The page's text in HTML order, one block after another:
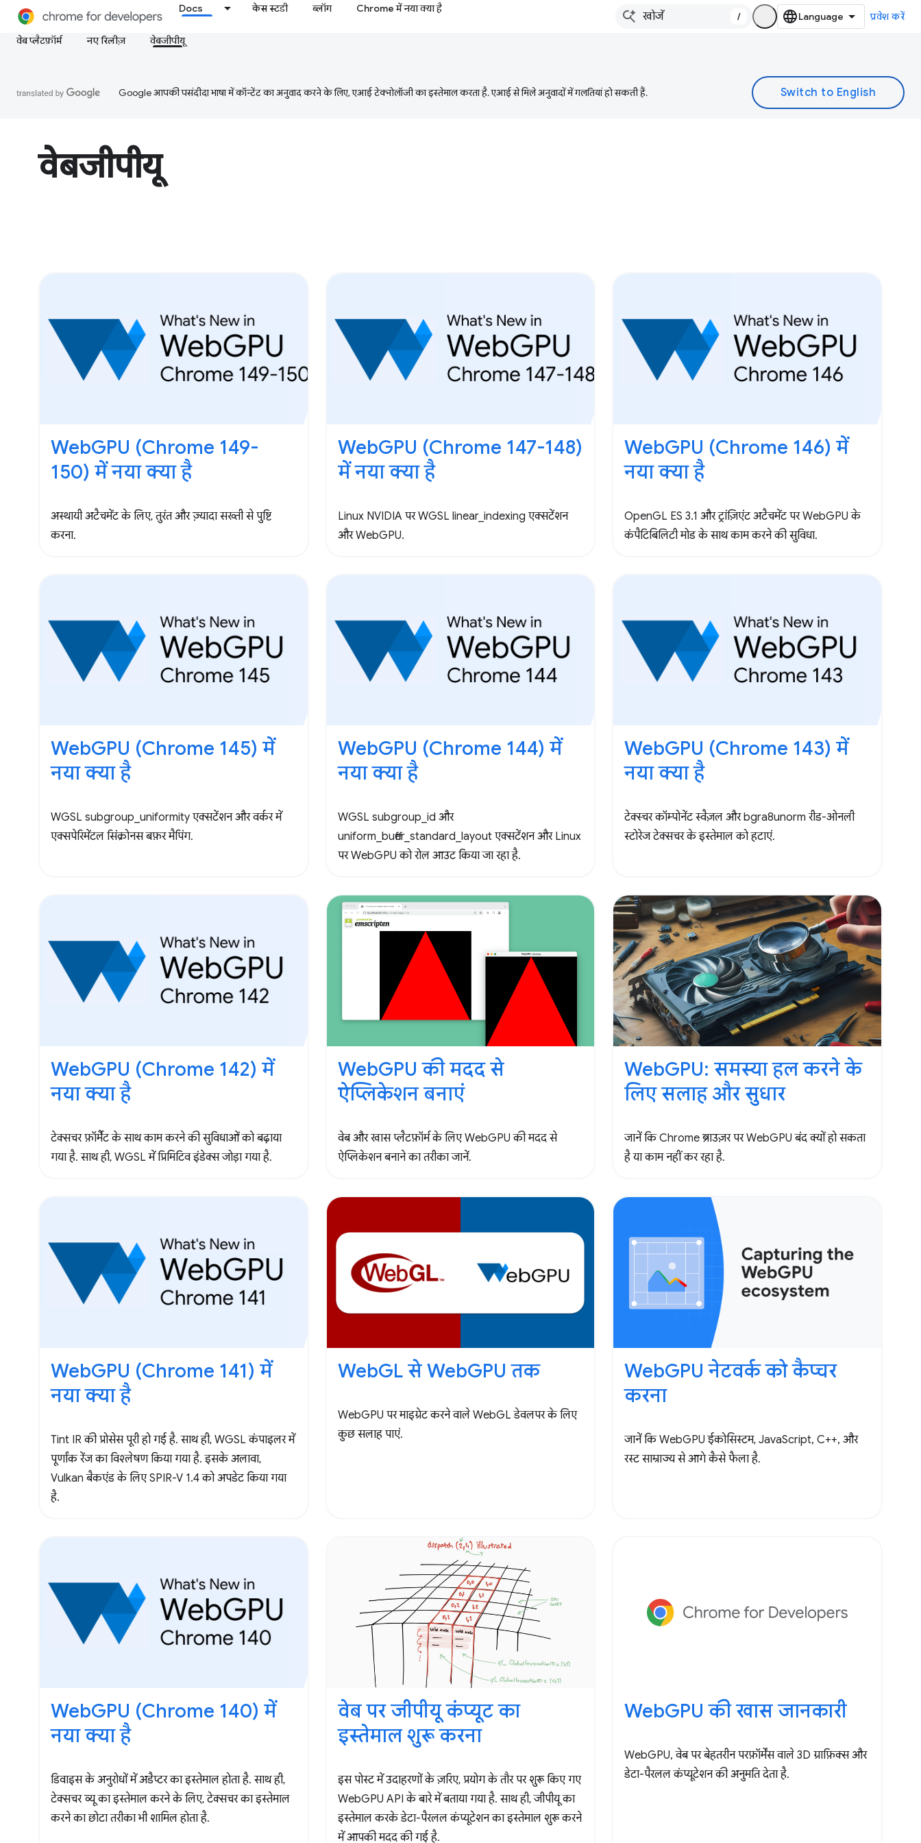
Docs केस स्टडी ब्लॉग Chrome में नया क्या है
/
प्रवेश करें
वेब प्लैटफ़ॉर्म
नए रिलीज़ वेबजीपीयू
Google आपकी पसंदीदा भाषा में कॉन्टेंट का अनुवाद करने के लिए, एआई टेक्नोलॉजी का इस्तेमाल करता है. एआई से मिले अनुवादों में गलतियां हो सकती हैं.
वेबजीपीयू
WebGPU (Chrome 149-
150) में नया क्या है
अस्थायी अटैचमेंट के लिए, तुरंत और ज़्यादा सख्ती से पुष्टि
करना.
WebGPU (Chrome 147-148)
में नया क्या है
Linux NVIDIA पर WGSL linear_indexing एक्सटेंशन
और WebGPU.
WebGPU (Chrome 146) में
नया क्या है
OpenGL ES 3.1 और ट्रांज़िएंट अटैचमेंट पर WebGPU के
कंपैटिबिलिटी मोड के साथ काम करने की सुविधा.
WebGPU (Chrome 145) में
नया क्या है
WGSL subgroup_uniformity एक्सटेंशन और वर्कर में
एक्सपेरिमेंटल सिंक्रोनस बफ़र मैपिंग.
WebGPU (Chrome 144) में
नया क्या है
WGSL subgroup_id और
uniform_buffer_standard_layout एक्सटेंशन और Linux
पर WebGPU को रोल आउट किया जा रहा है.
WebGPU (Chrome 143) में
नया क्या है
टेक्स्चर कॉम्पोनेंट स्वैज़ल और bgra8unorm रीड-ओनली
स्टोरेज टेक्सचर के इस्तेमाल को हटाएं.
WebGPU (Chrome 142) में
नया क्या है
टेक्सचर फ़ॉर्मैट के साथ काम करने की सुविधाओं को बढ़ाया
गया है. साथ ही, WGSL में प्रिमिटिव इंडेक्स जोड़ा गया है.
WebGPU की मदद से
ऐप्लिकेशन बनाएं
वेब और खास प्लैटफ़ॉर्म के लिए WebGPU की मदद से
ऐप्लिकेशन बनाने का तरीका जानें.
WebGPU: समस्या हल करने के
लिए सलाह और सुधार
जानें कि Chrome ब्राउज़र पर WebGPU बंद क्यों हो सकता
है या काम नहीं कर रहा है.
WebGPU (Chrome 141) में
नया क्या है
Tint IR की प्रोसेस पूरी हो गई है. साथ ही, WGSL कंपाइलर में
पूर्णांक रेंज का विश्लेषण किया गया है. इसके अलावा,
Vulkan बैकएंड के लिए SPIR-V 1.4 को अपडेट किया गया
है.
WebGL से WebGPU तक
WebGPU पर माइग्रेट करने वाले WebGL डेवलपर के लिए
कुछ सलाह पाएं.
WebGPU नेटवर्क को कैप्चर
करना
जानें कि WebGPU ईकोसिस्टम, JavaScript, C++, और
रस्ट साम्राज्य से आगे कैसे फैला है.
WebGPU (Chrome 140) में
नया क्या है
डिवाइस के अनुरोधों में अडैप्टर का इस्तेमाल होता है. साथ ही,
टेक्सचर व्यू का इस्तेमाल करने के लिए, टेक्सचर का इस्तेमाल
करने का छोटा तरीका भी शामिल होता है.
वेब पर जीपीयू कंप्यूट का
इस्तेमाल शुरू करना
इस पोस्ट में उदाहरणों के ज़रिए, प्रयोग के तौर पर शुरू किए गए
WebGPU API के बारे में बताया गया है. साथ ही, जीपीयू का
इस्तेमाल करके डेटा-पैरलल कंप्यूटेशन का इस्तेमाल शुरू करने
में आपकी मदद की गई है.
WebGPU की खास जानकारी
WebGPU, वेब पर बेहतरीन परफ़ॉर्मेंस वाले 3D ग्राफ़िक्स और
डेटा-पैरलल कंप्यूटेशन की अनुमति देता है.